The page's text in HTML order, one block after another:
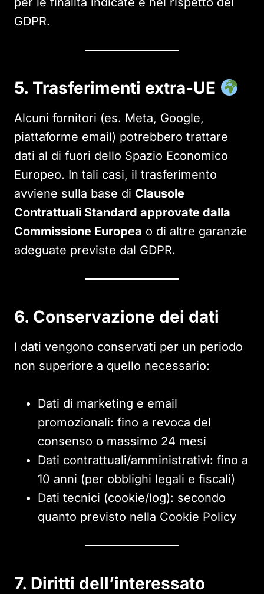
GDPR.
5. Trasferimenti extra-UE
Alcuni fornitori (es. Meta, Google,
piattaforme email) potrebbero trattare
dati al di fuori dello Spazio Economico
Europeo. In tali casi, il trasferimento
avviene sulla base di Clausole
Contrattuali Standard approvate dalla
Commissione Europea o di altre garanzie
adeguate previste dal GDPR.
6. Conservazione dei dati
I dati vengono conservati per un periodo
non superiore a quello necessario:
Dati di marketing e email
promozionali: fino a revoca del
consenso o massimo 24 mesi
Dati contrattuali/amministrativi: fino a
10 anni (per obblighi legali e fiscali)
Dati tecnici (cookie/log): secondo
quanto previsto nella Cookie Policy
7. Diritti dell’interessato